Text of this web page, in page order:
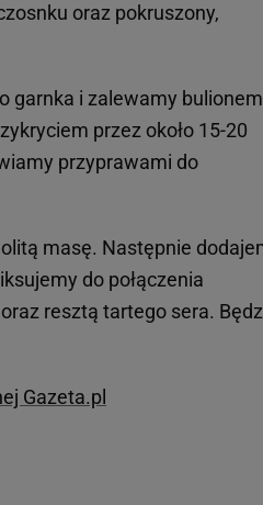
oraz pokruszony,
garnka i zalewamy
przez około 15-20
przyprawami do
masę. Następnie
do połączenia
resztą tartego sera.
Gazeta.pl